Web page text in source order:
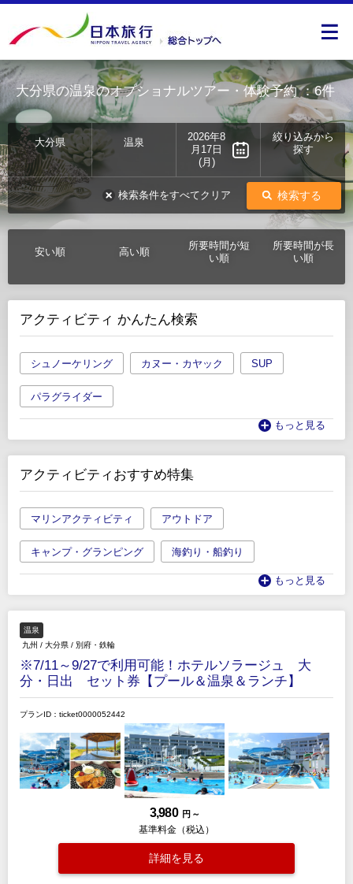
大分県の温泉のオプショナルツアー・体験予約：6件
大分県 温泉
2026年8
月17日
(月)
絞り込みから
探す
検索する
検索条件をすべてクリア
安い順 高い順
所要時間が短
い順
所要時間が長
い順
アクティビティ かんたん検索
シュノーケリング カヌー・カヤック SUP
パラグライダー
もっと見る
アクティビティおすすめ特集
マリンアクティビティ アウトドア
キャンプ・グランピング 海釣り・船釣り
もっと見る
温泉
九州 / 大分県 / 別府・鉄輪
※7/11～9/27で利用可能！ホテルソラージュ 大
分・日出 セット券【プール＆温泉＆ランチ】
プランID：ticket0000052442
3,980 円 ～
基準料金（税込）
詳細を見る